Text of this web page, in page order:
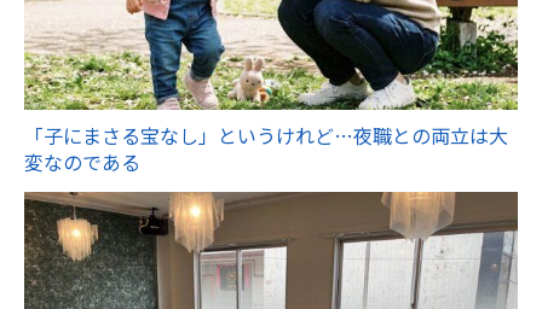
「子にまさる宝なし」というけれど…夜職との両立は大
変なのである